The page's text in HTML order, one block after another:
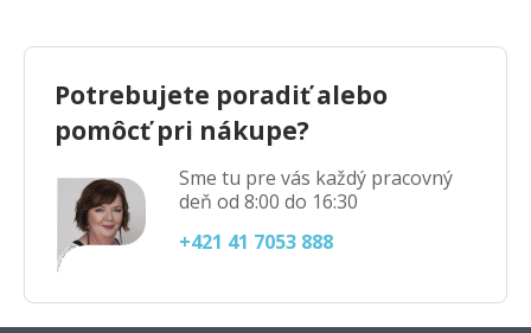
Potrebujete poradiť alebo
pomôcť pri nákupe?
Sme tu pre vás každý pracovný
deň od 8:00 do 16:30
+421 41 7053 888